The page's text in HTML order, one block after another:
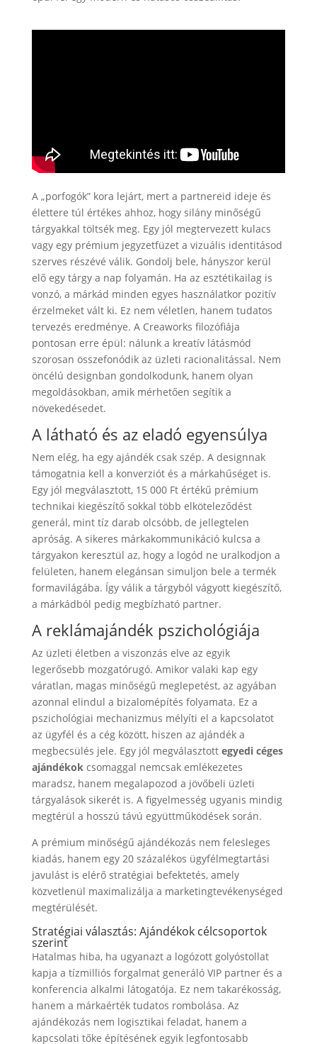
A „porfogók” kora lejárt, mert a partnereid ideje és
élettere túl értékes ahhoz, hogy silány minőségű
tárgyakkal töltsék meg. Egy jól megtervezett kulacs
vagy egy prémium jegyzetfüzet a vizuális identitásod
szerves részévé válik. Gondolj bele, hányszor kerül
elő egy tárgy a nap folyamán. Ha az esztétikailag is
vonzó, a márkád minden egyes használatkor pozitív
érzelmeket vált ki. Ez nem véletlen, hanem tudatos
tervezés eredménye. A Creaworks filozófiája
pontosan erre épül: nálunk a kreatív látásmód
szorosan összefonódik az üzleti racionalitással. Nem
öncélú designban gondolkodunk, hanem olyan
megoldásokban, amik mérhetően segítik a
növekedésedet.
A látható és az eladó egyensúlya
Nem elég, ha egy ajándék csak szép. A designnak
támogatnia kell a konverziót és a márkahűséget is.
Egy jól megválasztott, 15 000 Ft értékű prémium
technikai kiegészítő sokkal több elköteleződést
generál, mint tíz darab olcsóbb, de jellegtelen
apróság. A sikeres márkakommunikáció kulcsa a
tárgyakon keresztül az, hogy a logód ne uralkodjon a
felületen, hanem elegánsan simuljon bele a termék
formavilágába. Így válik a tárgyból vágyott kiegészítő,
a márkádból pedig megbízható partner.
A reklámajándék pszichológiája
Az üzleti életben a viszonzás elve az egyik
legerősebb mozgatórugó. Amikor valaki kap egy
váratlan, magas minőségű meglepetést, az agyában
azonnal elindul a bizalomépítés folyamata. Ez a
pszichológiai mechanizmus mélyíti el a kapcsolatot
az ügyfél és a cég között, hiszen az ajándék a
megbecsülés jele. Egy jól megválasztott egyedi céges
ajándékok csomaggal nemcsak emlékezetes
maradsz, hanem megalapozod a jövőbeli üzleti
tárgyalások sikerét is. A figyelmesség ugyanis mindig
megtérül a hosszú távú együttműködések során.
A prémium minőségű ajándékozás nem felesleges
kiadás, hanem egy 20 százalékos ügyfélmegtartási
javulást is elérő stratégiai befektetés, amely
közvetlenül maximalizálja a marketingtevékenységed
megtérülését.
Stratégiai választás: Ajándékok célcsoportok
szerint
Hatalmas hiba, ha ugyanazt a logózott golyóstollat
kapja a tízmilliós forgalmat generáló VIP partner és a
konferencia alkalmi látogatója. Ez nem takarékosság,
hanem a márkaérték tudatos rombolása. Az
ajándékozás nem logisztikai feladat, hanem a
kapcsolati tőke építésének egyik legfontosabb